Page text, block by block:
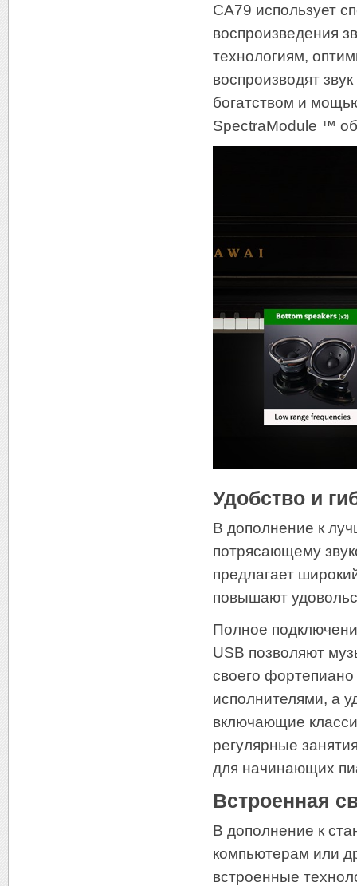
CA79 использует
воспроизведения
технологиям,
воспроизводят
богатством и
SpectraModule ™
Удобство и
В дополнение к
потрясающему
предлагает
повышают
Полное
USB позволяют
своего
исполнителями, а
включающие
регулярные
для начинающих
Встроенная
В дополнение к
компьютерам или
встроенные